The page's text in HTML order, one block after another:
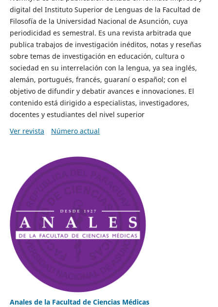
digital del Instituto Superior de Lenguas de la Facultad de
Filosofía de la Universidad Nacional de Asunción, cuya
periodicidad es semestral. Es una revista arbitrada que
publica trabajos de investigación inéditos, notas y reseñas
sobre temas de investigación en educación, cultura o
sociedad en su interrelación con la lengua, ya sea inglés,
alemán, portugués, francés, guaraní o español; con el
objetivo de difundir y debatir avances e innovaciones. El
contenido está dirigido a especialistas, investigadores,
docentes y estudiantes del nivel superior
Ver revista
Número actual
Anales de la Facultad de Ciencias Médicas